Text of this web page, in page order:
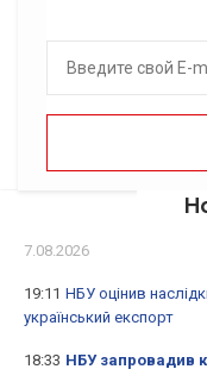
7.08.2026
19:11 НБУ оцінив
український експорт
18:33 НБУ запровадив